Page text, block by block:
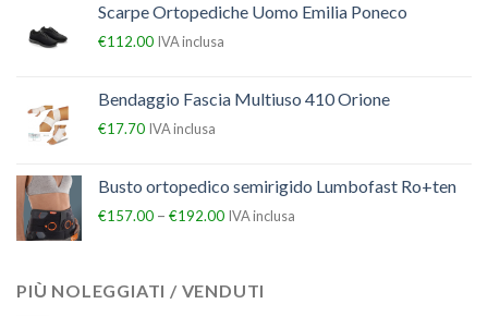
Scarpe Ortopediche Uomo Emilia Poneco
€112.00 IVA inclusa
Bendaggio Fascia Multiuso 410 Orione
€17.70 IVA inclusa
Busto ortopedico semirigido Lumbofast Ro+ten
€157.00 – €192.00 IVA inclusa
PIÙ NOLEGGIATI / VENDUTI